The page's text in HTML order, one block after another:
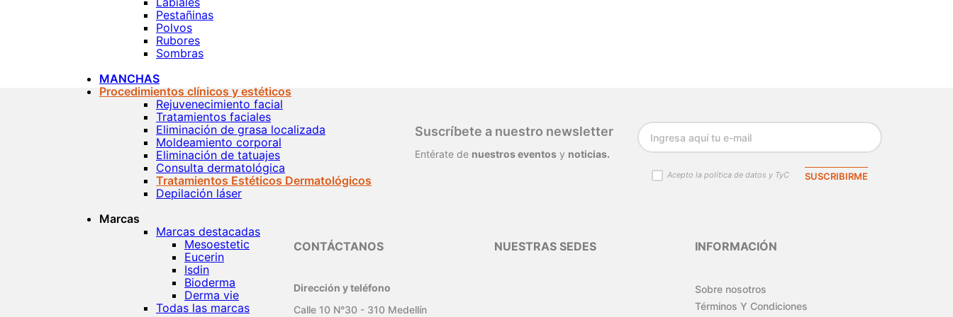
Pestañinas
Polvos
Rubores
Sombras
MANCHAS
Procedimientos clínicos y estéticos
Rejuvenecimiento facial
Tratamientos faciales
Eliminación de grasa localizada
Moldeamiento corporal
Eliminación de tatuajes
Consulta dermatológica
Tratamientos Estéticos Dermatológicos
Depilación láser
Marcas
Marcas destacadas
Mesoestetic
Eucerin
Isdin
Bioderma
Derma vie
Todas las marcas
Suscríbete a nuestro newsletter
Entérate de nuestros eventos y noticias.
Acepto la política de datos y TyC SUSCRIBIRME
CONTÁCTANOS
Dirección y teléfono
Calle 10 N°30 - 310 Medellín
NUESTRAS SEDES INFORMACIÓN
Sobre nosotros
Términos Y Condiciones